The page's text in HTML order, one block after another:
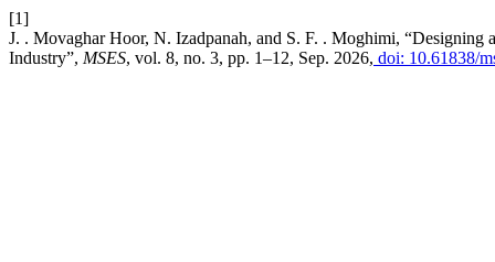
[1]
J. . Movaghar Hoor, N. Izadpanah, and S. F. . Moghimi, “Designing
Industry”, MSES, vol. 8, no. 3, pp. 1–12, Sep. 2026, doi: 10.61838/